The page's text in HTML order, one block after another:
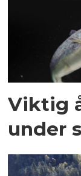
Viktig
under